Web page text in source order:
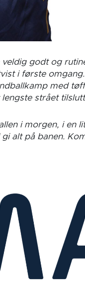
veldig godt og
i første
med
strået
i morgen, i en
alt på banen.